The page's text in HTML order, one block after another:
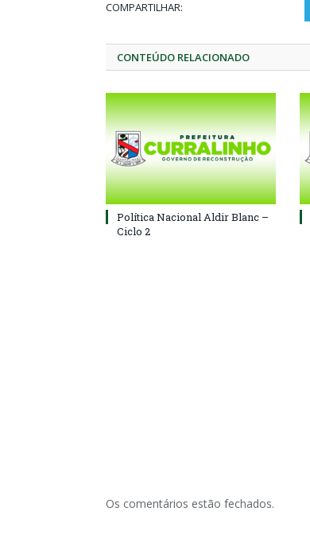
COMPARTILHAR:
CONTEÚDO RELACIONADO
Política Nacional Aldir Blanc –
Ciclo 2
Os comentários estão fechados.